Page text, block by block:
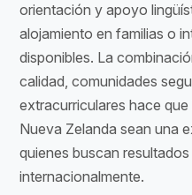
orientación y apoyo
alojamiento en familias o
disponibles. La
calidad, comunidades
extracurriculares hace
Nueva Zelanda sean una
quienes buscan
internacionalmente.